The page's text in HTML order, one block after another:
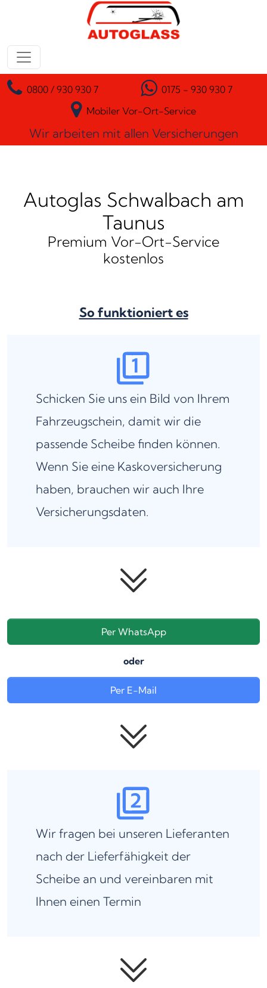
Zum Inhalt springen
Hauptnavigation
0800 / 930 930 7
0175 - 930 930 7
Mobiler Vor-Ort-Service
Wir arbeiten mit allen Versicherungen
Autoglas Schwalbach am
Taunus
Premium Vor-Ort-Service
kostenlos
So funktioniert es
Schicken Sie uns ein Bild von Ihrem
Fahrzeugschein, damit wir die
passende Scheibe finden können.
Wenn Sie eine Kaskoversicherung
haben, brauchen wir auch Ihre
Versicherungsdaten.
Per WhatsApp
oder
Per E-Mail
Wir fragen bei unseren Lieferanten
nach der Lieferfähigkeit der
Scheibe an und vereinbaren mit
Ihnen einen Termin